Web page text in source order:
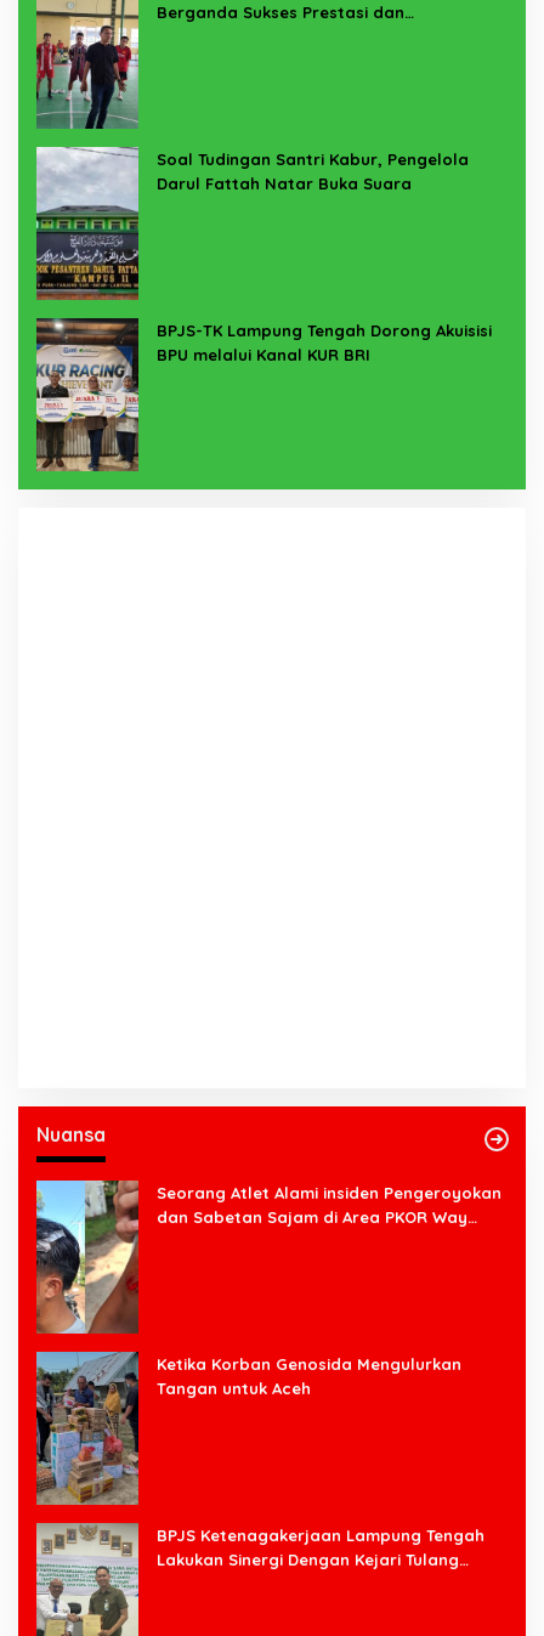
Berganda Sukses Prestasi dan
Soal Tudingan Santri Kabur, Pengelola
Darul Fattah Natar Buka Suara
BPJS-TK Lampung Tengah Dorong Akuisisi
BPU melalui Kanal KUR BRI
Nuansa
Seorang Atlet Alami insiden Pengeroyokan
dan Sabetan Sajam di Area PKOR Way
Ketika Korban Genosida Mengulurkan
Tangan untuk Aceh
BPJS Ketenagakerjaan Lampung Tengah
Lakukan Sinergi Dengan Kejari Tulang